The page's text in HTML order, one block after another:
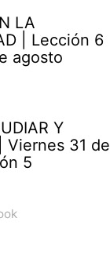
LA
| Lección 6
agosto
Y
Viernes 31 de
5